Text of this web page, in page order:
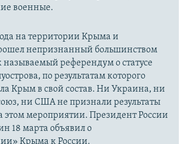
военные.
на территории Крыма и
непризнанный большинством
называемый референдум о статусе
по результатам которого
Крым в свой состав. Ни Украина, ни
ни США не признали результаты
этом мероприятии. Президент России
18 марта объявил о
Крыма к России.